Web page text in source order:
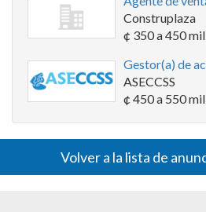
Construplaza
¢ 350 a 450 mil
Gestor(a) de
ASECCSS
¢ 450 a 550 mil
Volver a la lista de